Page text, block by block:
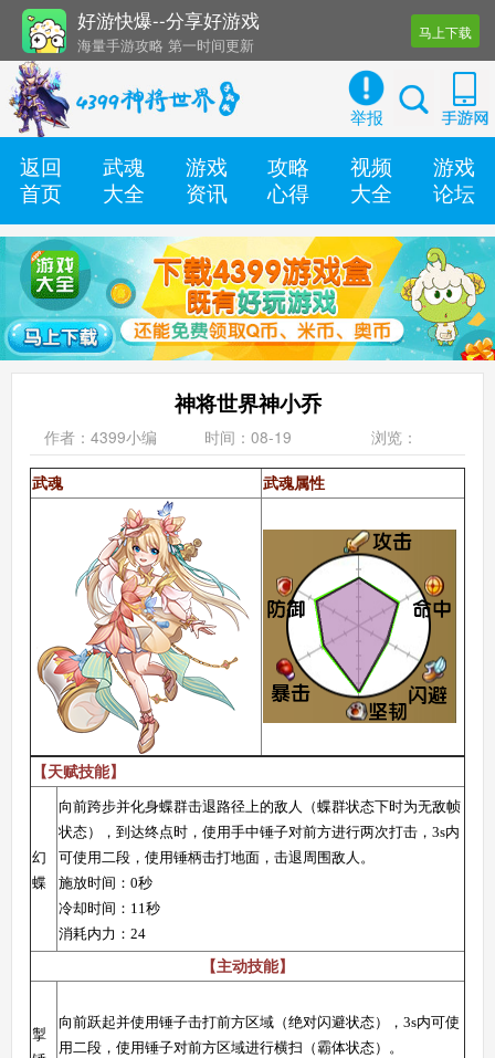
好游快爆--分享好游戏
海量手游攻略 第一时间更新
还有几十款实用辅助工具
马上下载
举报
返回
首页
武魂
大全
游戏
资讯
攻略
心得
视频
大全
游戏
论坛
神将世界神小乔
作者：4399小编 时间：08-19 浏览：
武魂 武魂属性
【天赋技能】
幻
蝶
向前跨步并化身蝶群击退路径上的敌人（蝶群状态下时为无敌帧
状态），到达终点时，使用手中锤子对前方进行两次打击，3s内
可使用二段，使用锤柄击打地面，击退周围敌人。
施放时间：0秒
冷却时间：11秒
消耗内力：24
【主动技能】
掣
向前跃起并使用锤子击打前方区域（绝对闪避状态），3s内可使
用二段，使用锤子对前方区域进行横扫（霸体状态）。